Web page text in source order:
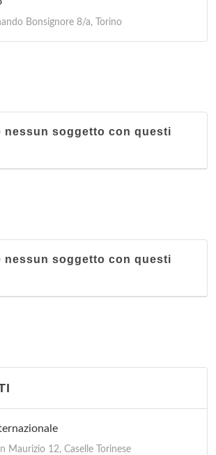
Bonsignore 8/a, Torino
nessun soggetto con questi
nessun soggetto con questi
Maurizio 12, Caselle Torinese